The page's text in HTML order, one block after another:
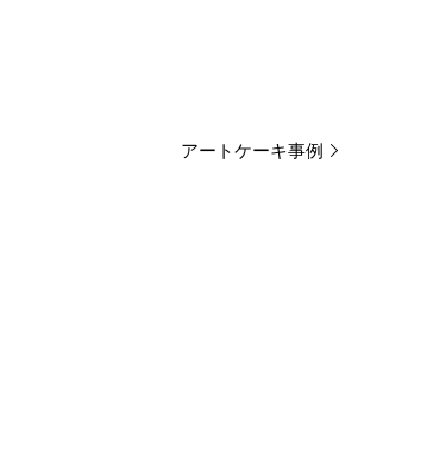
アートケーキ事例